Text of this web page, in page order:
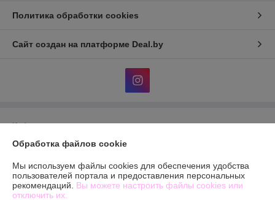
Политика обработки cookies
Сайт создан на платформе Deal.by
Информация для покупателя
Юридическое лицо:Общество с ограниченной ответственностью
г. Минск, ул.Автомобилистов,4, пом.12
Регистрационный номер ЕГР: 193603144
Обработка файлов cookie
Мы используем файлы cookies для обеспечения удобства
пользователей портала и предоставления персональных
рекомендаций. Вы можете настроить файлы cookies или
отключить их.